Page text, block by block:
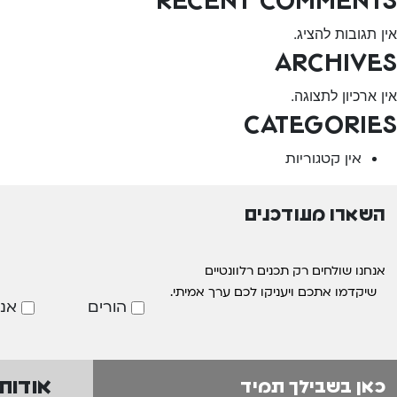
אין תגובות להציג.
Archives
אין ארכיון לתצוגה.
Categories
אין קטגוריות
השארו מעודכנים
אנחנו שולחים רק תכנים רלוונטיים
שיקדמו אתכם ויעניקו לכם ערך אמיתי.
הורים
כאן בשבילך תמיד